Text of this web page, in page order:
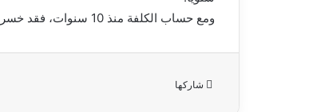
ومع حساب الكلفة منذ 10 سنوات، فقد خسر اليمن من إيقاف تصدير الغاز نحو 40 مليار دولار أميركي.
شاركها